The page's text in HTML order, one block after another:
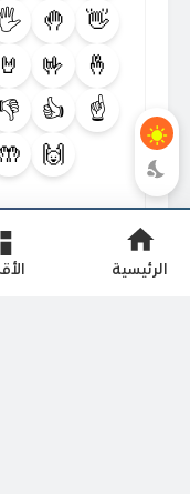
👋
🤚
🤞
🤟
🤘
☝️
👍
👎
🙌
الرئيسية